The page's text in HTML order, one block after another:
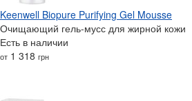
Keenwell Biopure Purifying Gel Mousse
Очищающий гель-мусс для жирной кожи
Есть в наличии
от 1 318 грн